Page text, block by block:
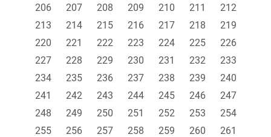
206
207 208 209 210 211
212
213
214 215 216 217 218
219
220
221 222 223 224 225
226
227
228 229 230 231 232
233
234
235 236 237 238 239
240
241
242 243 244 245 246
247
248
249 250 251 252 253
254
255
256 257 258 259 260
261